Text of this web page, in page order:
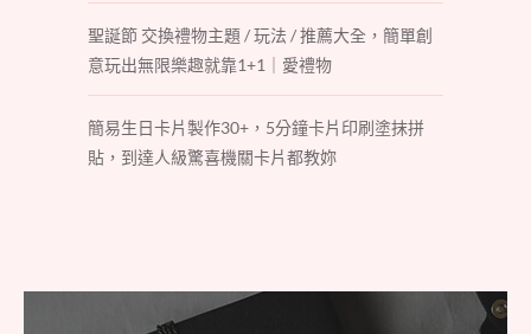
聖誕節 交換禮物主題 / 玩法 / 推薦大全，簡單創
意玩出無限樂趣就靠1+1｜愛禮物
簡易生日卡片製作30+，5分鐘卡片印刷塗抹拼
貼，到達人級驚喜機關卡片都教妳